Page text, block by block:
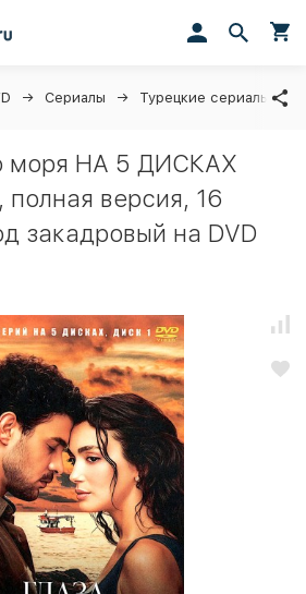
Сериалы Турецкие сериалы
моря НА 5 ДИСКАХ
полная версия, 16
закадровый на DVD